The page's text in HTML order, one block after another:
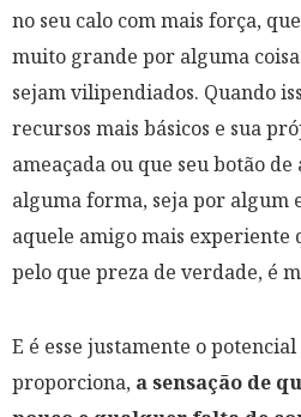
no seu calo com mais força,
muito grande por alguma
sejam vilipendiados. Quando
recursos mais básicos e sua
ameaçada ou que seu botão
alguma forma, seja por algum
aquele amigo mais experiente
pelo que preza de verdade, é
E é esse justamente o
proporciona, a sensação de